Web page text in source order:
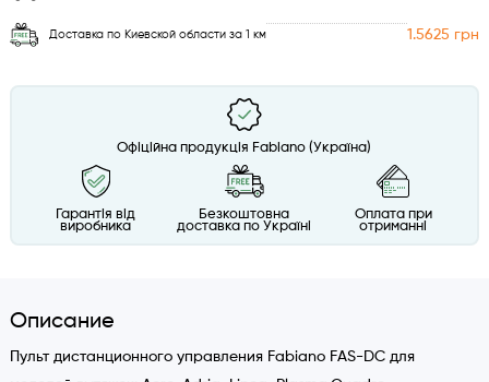
Доставка по Киевской области за 1 км 1.5625 грн
Офіційна продукція Fabiano (Україна)
Гарантія від
виробника
Безкоштовна
доставка по Україні
Оплата при
отриманні
Описание
Пульт дистанционного управления Fabiano FAS-DC для